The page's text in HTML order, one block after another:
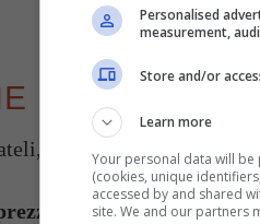
asciugateli e tagliateli
e tritatelo
Personalised
measurement,
Store and/or
Learn more
Your personal data will
(cookies, unique
accessed by and shared
site. We and our partners